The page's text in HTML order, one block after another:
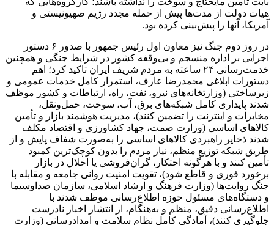
هیات دولت از مدت‌ها پیش از حمله مجدد رژیم صهیونیستی و
آمریکا، آنها را پیش‌بینی کرده بود.
در روز دوم جنگ نیز معاون اول رئیس جمهور با صدور ۶ دستور
اجرایی بر اداره منسجم و بی‌وقفه کشور در شرایط جنگی و همچنین
خدمت‌رسانی ۲۴ ساعته به مردم شریف ایران تاکید کرد؛ اهم
دستورات ابلاغی محمدرضا عارف، استمرار کامل خدمات عمومی و
زیرساختی (وزارتخانه‌های نیرو، نفت، راه، ارتباطات و کشور موظف
شدند پایداری کامل شبکه‌های برق، آب، سوخت، حمل‌ونقل،
مخابرات و اینترنت را تضمین کنند)، مدیریت هوشمند بازار و تأمین
کالاهای اساسی (وزارت صمت، جهاد کشاورزی و اقتصاد مکلف
شدند ذخایر راهبردی کالاهای اساسی را به‌صورت شفاف پایش و از
طریق شبکه توزیع منظم، نیاز مردم را بدون کوچک‌ترین کمبود
تأمین کنند و با هرگونه احتکار، گران‌فروشی یا اخلال در بازار
برخورد فوری و قاطع شود)، تقویت امنیت روانی جامعه و مقابله با
جنگ روایت‌ها (وزارت فرهنگ و ارشاد اسلامی، سازمان صداوسیما
و دستگاه‌های مسئول حوزه اطلاع‌رسانی موظف شدند با
اطلاع‌رسانی دقیق، منظم و به‌هنگام، از انتشار اخبار نادرست
جلوگیری کنند)، آمادگی کامل نظام سلامت و امدادرسانی (وزارت